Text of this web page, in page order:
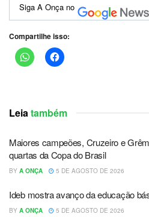
Siga A Onça no
Compartilhe isso:
Leiatambém
Maiores campeões, Cruzeiro e
quartas da Copa do Brasil
BY A ONÇA 5 DE AGOSTO DE 2026
Ideb mostra avanço da educação
BY A ONÇA 5 DE AGOSTO DE 2026